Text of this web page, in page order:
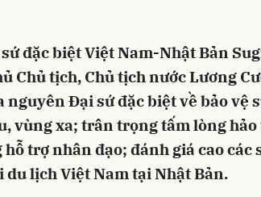
đặc biệt Việt Nam-Nhật Bản
Chủ tịch, Chủ tịch nước Lương
nguyên Đại sứ đặc biệt về bảo vệ
vùng xa; trân trọng tấm lòng hảo
trợ nhân đạo; đánh giá cao các
du lịch Việt Nam tại Nhật Bản.